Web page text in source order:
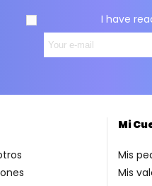
I have
Mi
Mis
Mis